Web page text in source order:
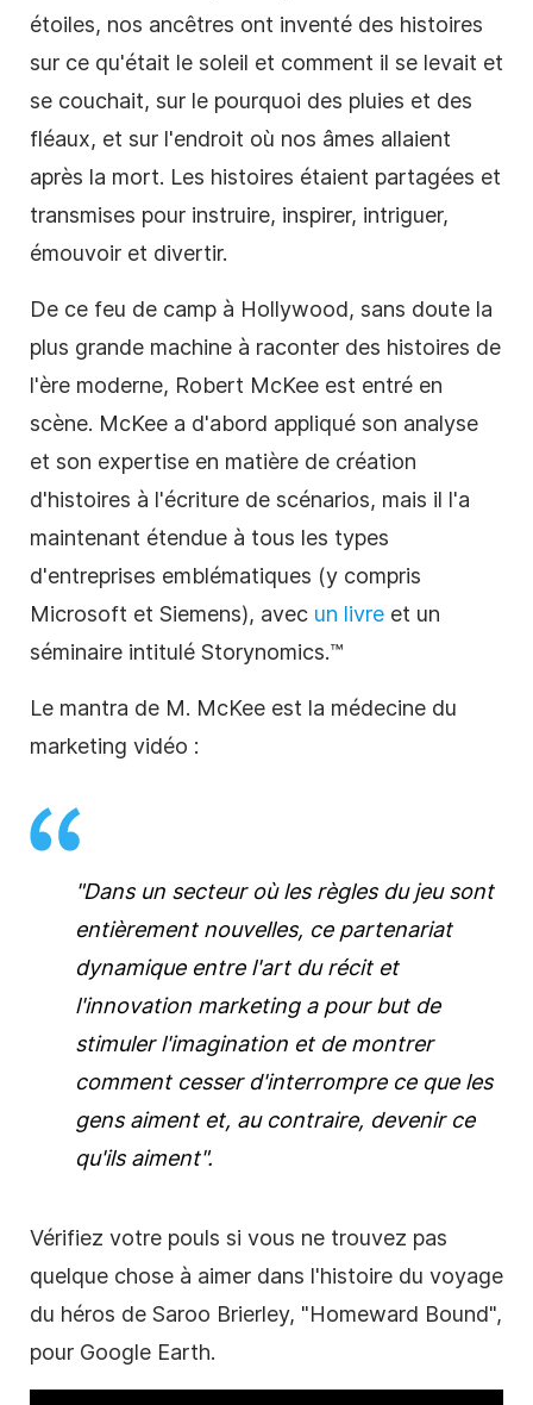
étoiles, nos ancêtres ont inventé des histoires
sur ce qu'était le soleil et comment il se levait et
se couchait, sur le pourquoi des pluies et des
fléaux, et sur l'endroit où nos âmes allaient
après la mort. Les histoires étaient partagées et
transmises pour instruire, inspirer, intriguer,
émouvoir et divertir.
De ce feu de camp à Hollywood, sans doute la
plus grande machine à raconter des histoires de
l'ère moderne, Robert McKee est entré en
scène. McKee a d'abord appliqué son analyse
et son expertise en matière de création
d'histoires à l'écriture de scénarios, mais il l'a
maintenant étendue à tous les types
d'entreprises emblématiques (y compris
Microsoft et Siemens), avec un livre et un
séminaire intitulé Storynomics.™
Le mantra de M. McKee est la médecine du
marketing vidéo :
"Dans un secteur où les règles du jeu sont
entièrement nouvelles, ce partenariat
dynamique entre l'art du récit et
l'innovation marketing a pour but de
stimuler l'imagination et de montrer
comment cesser d'interrompre ce que les
gens aiment et, au contraire, devenir ce
qu'ils aiment".
Vérifiez votre pouls si vous ne trouvez pas
quelque chose à aimer dans l'histoire du voyage
du héros de Saroo Brierley, "Homeward Bound",
pour Google Earth.